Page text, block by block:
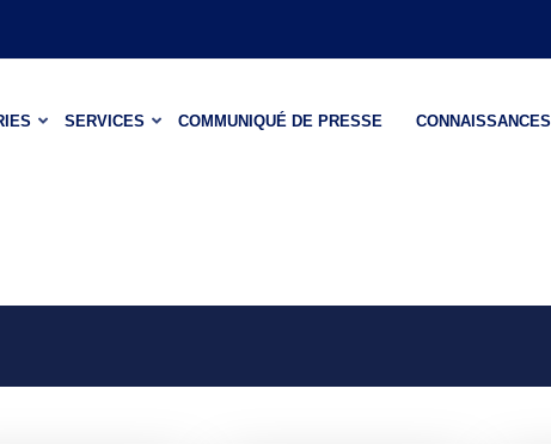
SERVICES COMMUNIQUÉ DE PRESSE CONNAISSANCES